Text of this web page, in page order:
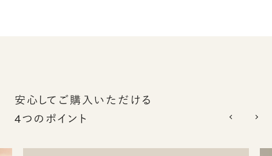
安心してご購入いただける
4つのポイント